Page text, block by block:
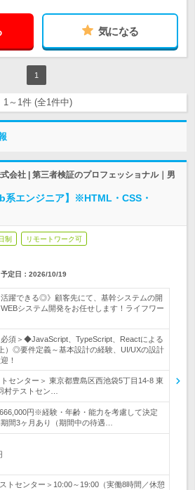
気になる
1
1～1件 (全1件中)
会社 | 第三者検証のプロフェッショナル｜男
系エンジニア】※HTML・CSS・
制 リモートワーク可
定日： 2026/10/19
活躍できる◎》顧客先にて、基幹システムの開
システム開発をお任せします！ライフワー
必須＞◆JavaScript、TypeScript、Reactによる
）◎要件定義～基本設計の経験、UI/UXの設計
！
センター＞ 東京都豊島区西池袋5丁目14-8 東
村テストセン…
円※経験・年齢・能力を考慮して決定
間3ヶ月あり（期間中の待遇…
トセンター＞10:00～19:00（実働8時間／休憩